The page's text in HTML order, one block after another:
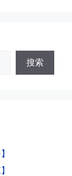
活到账
时之内
，次月起
账，留
前使用
的，所
这些特
证。二
张卡。
搜索